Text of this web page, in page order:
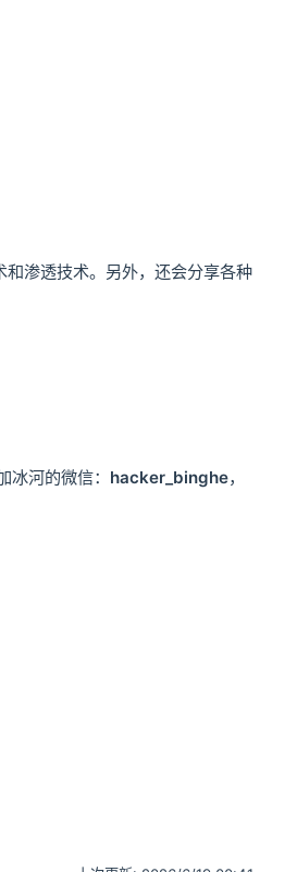
渗透技术。另外，还会分享各种
河的微信： hacker_binghe，